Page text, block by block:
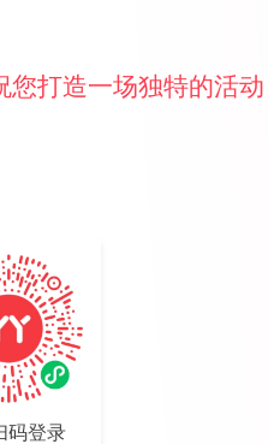
您打造一场独特的活动
码登录